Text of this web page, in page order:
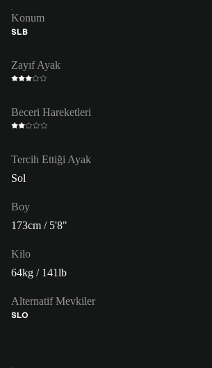
Konum
SLB
Zayıf Ayak
Beceri Hareketleri
Tercih Ettiği Ayak
Sol
Boy
173cm / 5'8"
Kilo
64kg / 141lb
Alternatif Mevkiler
SLO